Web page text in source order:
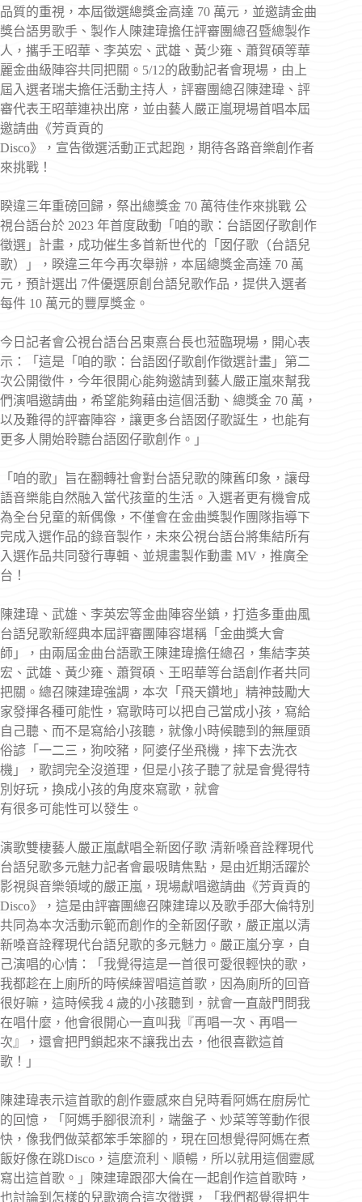
品質的重視，本屆徵選總獎金高達 70 萬元，並邀請金曲
獎台語男歌手、製作人陳建瑋擔任評審團總召暨總製作
人，攜手王昭華、李英宏、武雄、黃少雍、蕭賀碩等華
麗金曲級陣容共同把關。5/12的啟動記者會現場，由上
屆入選者瑞夫擔任活動主持人，評審團總召陳建瑋、評
審代表王昭華連袂出席，並由藝人嚴正嵐現場首唱本屆
邀請曲《芳貢貢的
Disco》，宣告徵選活動正式起跑，期待各路音樂創作者
來挑戰！
睽違三年重磅回歸，祭出總獎金 70 萬待佳作來挑戰 公
視台語台於 2023 年首度啟動「咱的歌：台語囡仔歌創作
徵選」計畫，成功催生多首新世代的「囡仔歌（台語兒
歌）」，睽違三年今再次舉辦，本屆總獎金高達 70 萬
元，預計選出 7件優選原創台語兒歌作品，提供入選者
每件 10 萬元的豐厚獎金。
今日記者會公視台語台呂東熹台長也蒞臨現場，開心表
示：「這是「咱的歌：台語囡仔歌創作徵選計畫」第二
次公開徵件，今年很開心能夠邀請到藝人嚴正嵐來幫我
們演唱邀請曲，希望能夠藉由這個活動、總獎金 70 萬，
以及難得的評審陣容，讓更多台語囡仔歌誕生，也能有
更多人開始聆聽台語囡仔歌創作。」
「咱的歌」旨在翻轉社會對台語兒歌的陳舊印象，讓母
語音樂能自然融入當代孩童的生活。入選者更有機會成
為全台兒童的新偶像，不僅會在金曲獎製作團隊指導下
完成入選作品的錄音製作，未來公視台語台將集結所有
入選作品共同發行專輯、並規畫製作動畫 MV，推廣全
台！
陳建瑋、武雄、李英宏等金曲陣容坐鎮，打造多重曲風
台語兒歌新經典本屆評審團陣容堪稱「金曲獎大會
師」，由兩屆金曲台語歌王陳建瑋擔任總召，集結李英
宏、武雄、黃少雍、蕭賀碩、王昭華等台語創作者共同
把關。總召陳建瑋強調，本次「飛天鑽地」精神鼓勵大
家發揮各種可能性，寫歌時可以把自己當成小孩，寫給
自己聽、而不是寫給小孩聽，就像小時候聽到的無厘頭
俗諺「一二三，狗咬豬，阿婆仔坐飛機，摔下去洗衣
機」，歌詞完全沒道理，但是小孩子聽了就是會覺得特
別好玩，換成小孩的角度來寫歌，就會
有很多可能性可以發生。
演歌雙棲藝人嚴正嵐獻唱全新囡仔歌 清新嗓音詮釋現代
台語兒歌多元魅力記者會最吸睛焦點，是由近期活躍於
影視與音樂領域的嚴正嵐，現場獻唱邀請曲《芳貢貢的
Disco》，這是由評審團總召陳建瑋以及歌手邵大倫特別
共同為本次活動示範而創作的全新囡仔歌，嚴正嵐以清
新嗓音詮釋現代台語兒歌的多元魅力。嚴正嵐分享，自
己演唱的心情：「我覺得這是一首很可愛很輕快的歌，
我都趁在上廁所的時候練習唱這首歌，因為廁所的回音
很好嘛，這時候我 4 歲的小孩聽到，就會一直敲門問我
在唱什麼，他會很開心一直叫我『再唱一次、再唱一
次』，還會把門鎖起來不讓我出去，他很喜歡這首
歌！」
陳建瑋表示這首歌的創作靈感來自兒時看阿媽在廚房忙
的回憶，「阿媽手腳很流利，端盤子、炒菜等等動作很
快，像我們做菜都笨手笨腳的，現在回想覺得阿媽在煮
飯好像在跳Disco，這麼流利、順暢，所以就用這個靈感
寫出這首歌。」陳建瑋跟邵大倫在一起創作這首歌時，
也討論到怎樣的兒歌適合這次徵選，「我們都覺得把生